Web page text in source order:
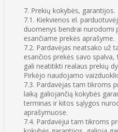
7. Prekių kokybės, garantijos.
7.1. Kiekvienos el.
duomenys bendrai nurodomi
esančiame prekės aprašyme.
7.2. Pardavėjas neatsako už
esančios prekės savo
gali neatitikti realaus prekių
Pirkėjo naudojamo
7.3. Pardavėjas tam tikroms
laiką galiojančią kokybės
terminas ir kitos sąlygos
aprašymuose.
7.4. Pardavėjui tam tikroms